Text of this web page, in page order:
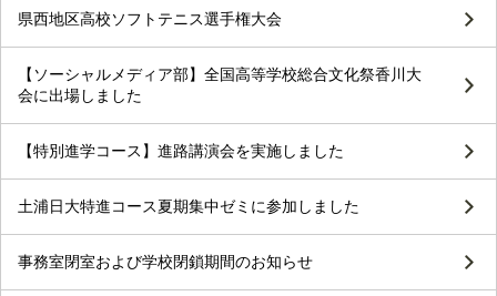
県西地区高校ソフトテニス選手権大会
【ソーシャルメディア部】全国高等学校総合文化祭香川大
会に出場しました
【特別進学コース】進路講演会を実施しました
土浦日大特進コース夏期集中ゼミに参加しました
事務室閉室および学校閉鎖期間のお知らせ